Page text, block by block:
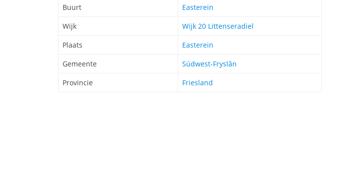
Buurt
Easterein
Wijk
Wijk 20 Littenseradiel
Plaats
Easterein
Gemeente
Súdwest-Fryslân
Provincie
Friesland